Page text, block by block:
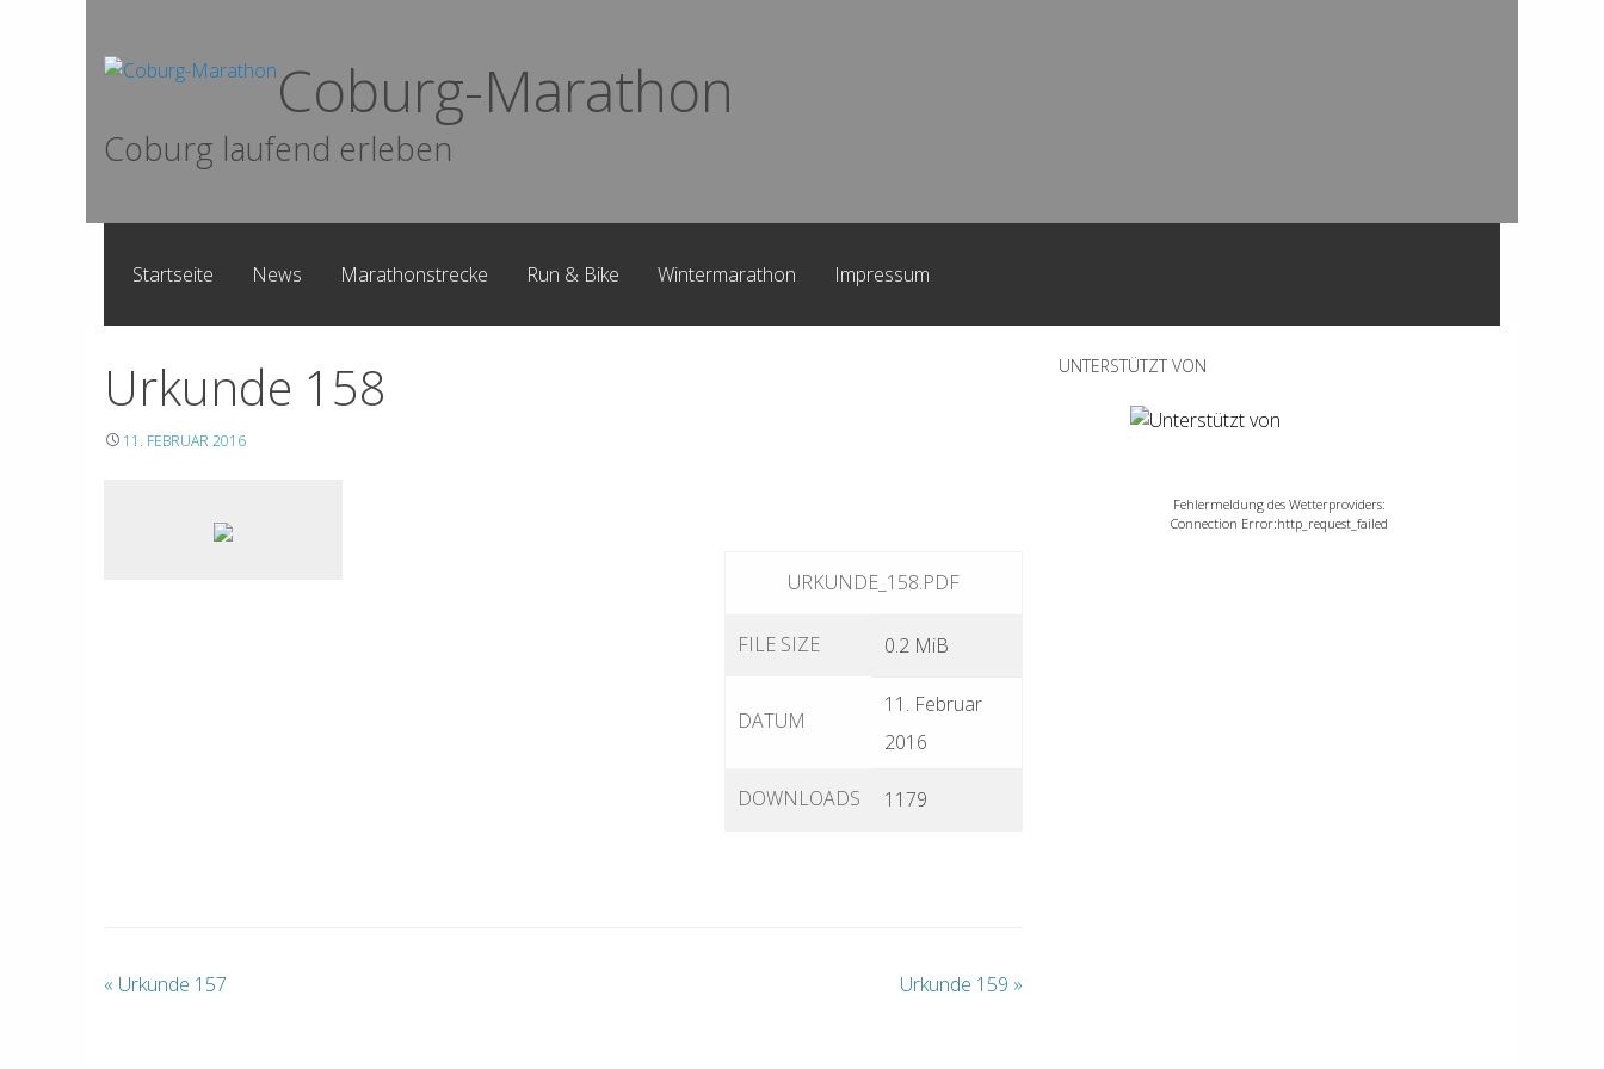
Coburg-Marathon
Coburg laufend erleben
Startseite News Marathonstrecke Run & Bike Wintermarathon Impressum
Urkunde 158
11. FEBRUAR 2016
URKUNDE_158.PDF
FILE SIZE 0.2 MiB
DATUM
11. Februar
2016
DOWNLOADS 1179
« Urkunde 157 Urkunde 159 »
UNTERSTÜTZT VON
Fehlermeldung des Wetterproviders:
Connection Error:http_request_failed